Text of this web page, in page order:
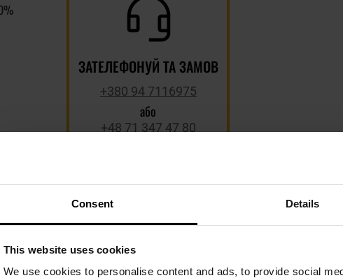
Consent Details
This website uses cookies
We use cookies to personalise content and ads, to provide social
ЗАТЕЛЕФОНУЙ ТА ЗАМОВ
+380 94 7116975
або
+48 71 347 47 80